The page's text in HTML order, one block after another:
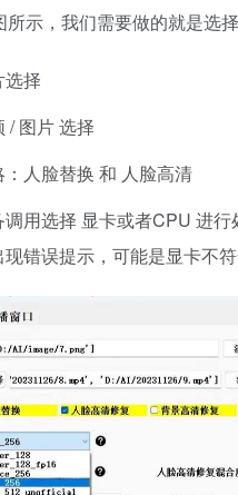
示，我们需要做的就是选择
选择
/ 图片 选择
人脸替换 和 人脸高清
用选择 显卡或者CPU 进
错误提示，可能是显卡不